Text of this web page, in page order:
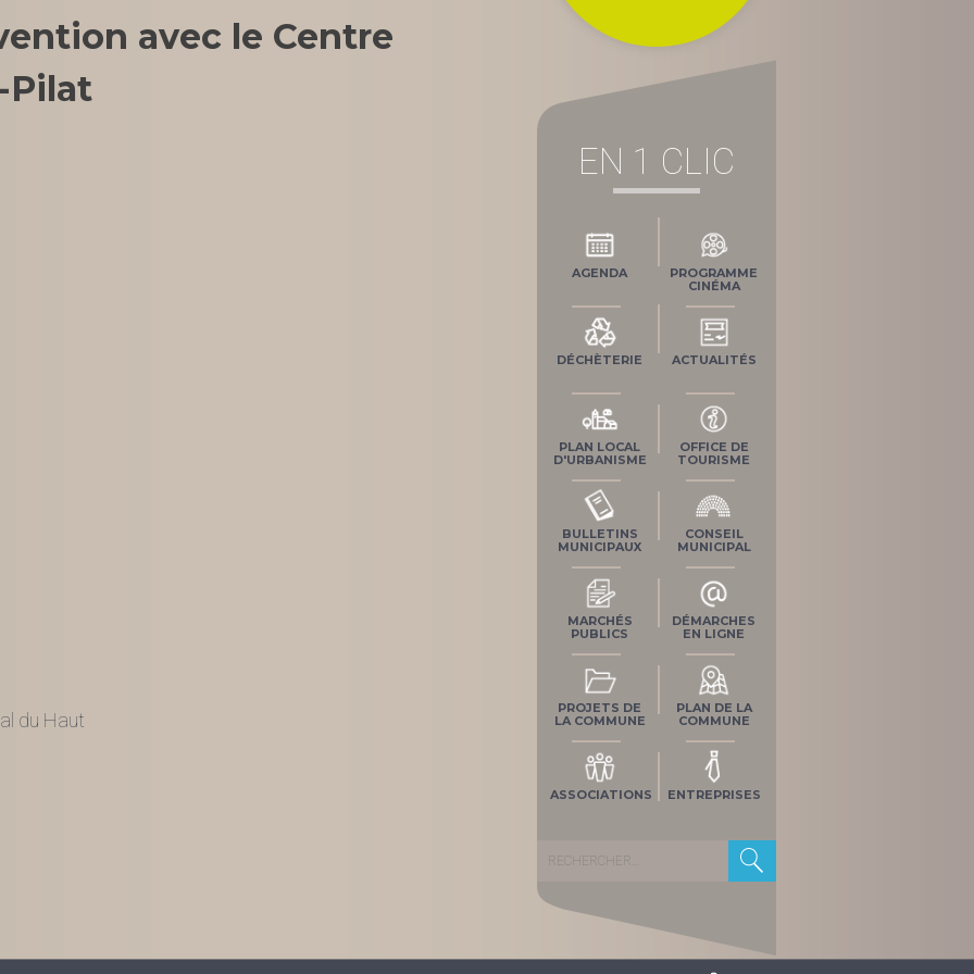
avec le Centre
Pilat
du Haut
EN 1 CLIC
AGENDA
PROGRAMME
CINÉMA
DÉCHÈTERIE ACTUALITÉS
PLAN LOCAL
D'URBANISME
OFFICE DE
TOURISME
BULLETINS
MUNICIPAUX
CONSEIL
MUNICIPAL
MARCHÉS
PUBLICS
DÉMARCHES
EN LIGNE
PROJETS DE
LA COMMUNE
PLAN DE LA
COMMUNE
ASSOCIATIONS ENTREPRISES
Rechercher :